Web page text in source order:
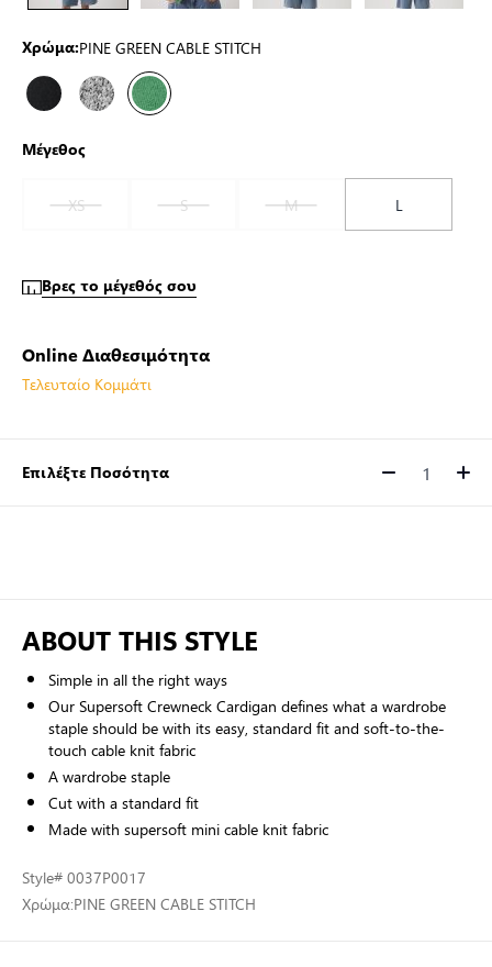
Χρώμα:PINE GREEN CABLE STITCH
Μέγεθος
XS S M L
Βρες το μέγεθός σου
Online Διαθεσιμότητα
Τελευταίο Κομμάτι
Επιλέξτε Ποσότητα Ποσότητα
ABOUT THIS STYLE
Simple in all the right ways
Our Supersoft Crewneck Cardigan defines what a wardrobe
staple should be with its easy, standard fit and soft-to-the-
touch cable knit fabric
A wardrobe staple
Cut with a standard fit
Made with supersoft mini cable knit fabric
Style# 0037P0017
Χρώμα:PINE GREEN CABLE STITCH